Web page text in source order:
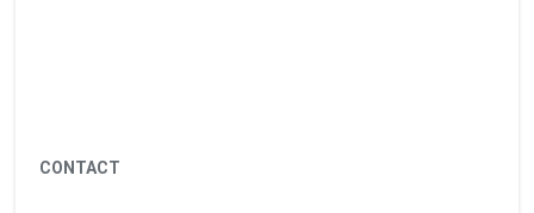
CONTACT